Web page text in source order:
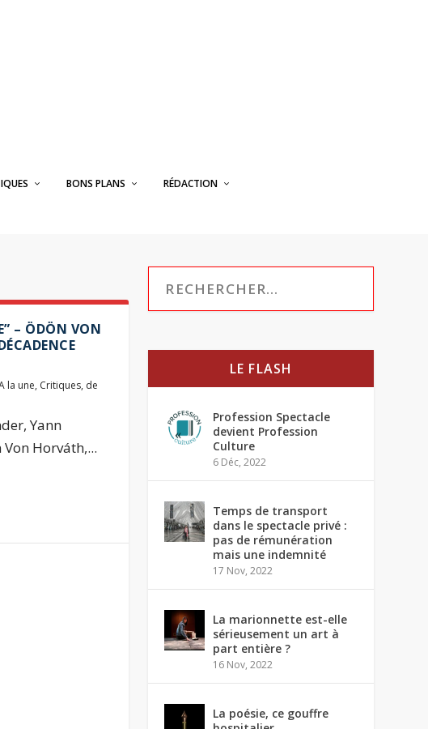
BONS PLANS RÉDACTION
– ÖDÖN VON
la une, Critiques, de
Yann
Horváth,...
LE FLASH
Profession Spectacle
devient Profession
Culture
6 Déc, 2022
Temps de transport
dans le spectacle privé :
pas de rémunération
mais une indemnité
17 Nov, 2022
La marionnette est-elle
sérieusement un art à
part entière ?
16 Nov, 2022
La poésie, ce gouffre